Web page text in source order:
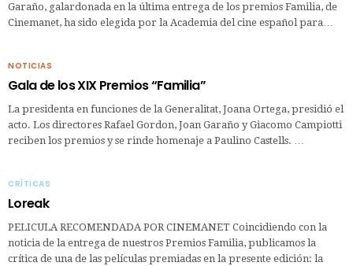
Garaño, galardonada en la última entrega de los premios Familia, de
Cinemanet, ha sido elegida por la Academia del cine español para…
NOTICIAS
Gala de los XIX Premios “Familia”
La presidenta en funciones de la Generalitat, Joana Ortega, presidió el
acto. Los directores Rafael Gordon, Joan Garaño y Giacomo Campiotti
reciben los premios y se rinde homenaje a Paulino Castells. …
CRÍTICAS
Loreak
PELICULA RECOMENDADA POR CINEMANET Coincidiendo con la
noticia de la entrega de nuestros Premios Familia, publicamos la
crítica de una de las películas premiadas en la presente edición: la